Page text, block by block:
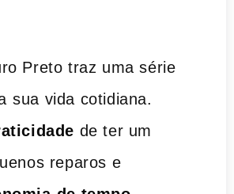
Preto traz uma série
⁤sua vida cotidiana.‍
‍de ter um⁢
reparos e